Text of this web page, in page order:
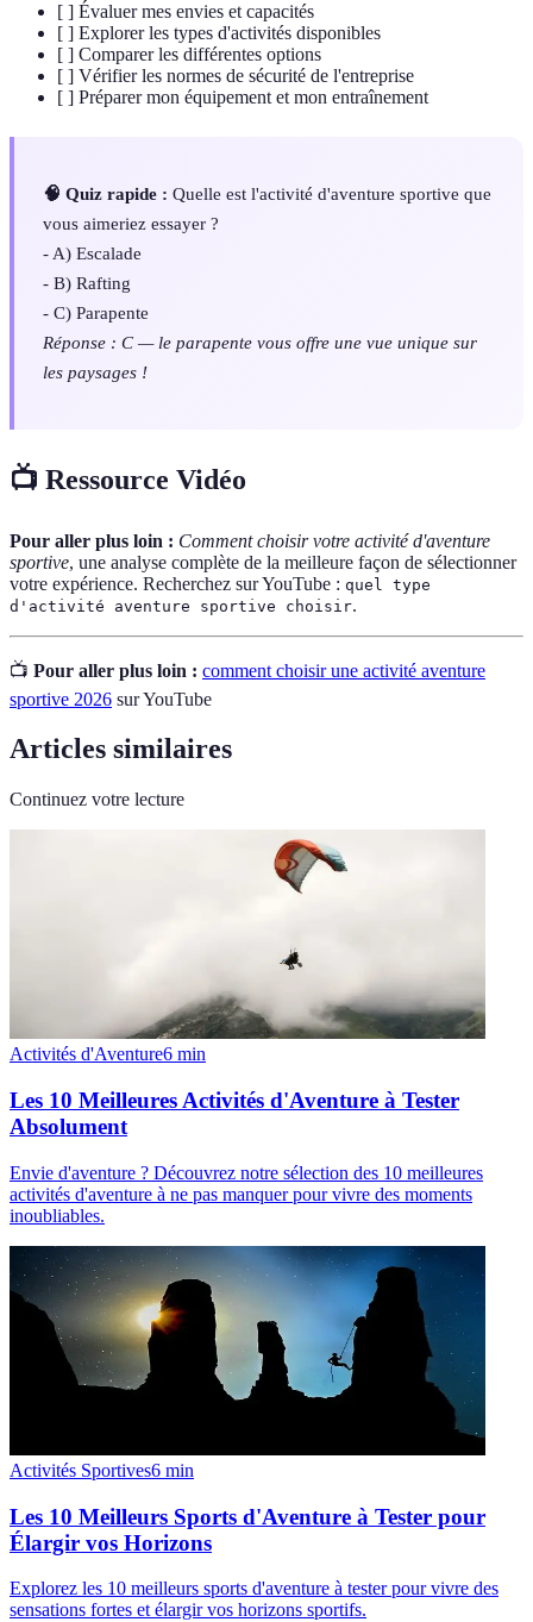
[ ] Évaluer mes envies et capacités
[ ] Explorer les types d'activités disponibles
[ ] Comparer les différentes options
[ ] Vérifier les normes de sécurité de l'entreprise
[ ] Préparer mon équipement et mon entraînement
🧠 Quiz rapide : Quelle est l'activité d'aventure sportive que
vous aimeriez essayer ?
- A) Escalade
- B) Rafting
- C) Parapente
Réponse : C — le parapente vous offre une vue unique sur
les paysages !
📺 Ressource Vidéo
Pour aller plus loin : Comment choisir votre activité d'aventure
sportive, une analyse complète de la meilleure façon de sélectionner
votre expérience. Recherchez sur YouTube : quel type
d'activité aventure sportive choisir.
📺 Pour aller plus loin : comment choisir une activité aventure
sportive 2026 sur YouTube
Articles similaires
Continuez votre lecture
Activités d'Aventure6 min
Les 10 Meilleures Activités d'Aventure à Tester
Absolument
Envie d'aventure ? Découvrez notre sélection des 10 meilleures
activités d'aventure à ne pas manquer pour vivre des moments
inoubliables.
Activités Sportives6 min
Les 10 Meilleurs Sports d'Aventure à Tester pour
Élargir vos Horizons
Explorez les 10 meilleurs sports d'aventure à tester pour vivre des
sensations fortes et élargir vos horizons sportifs.